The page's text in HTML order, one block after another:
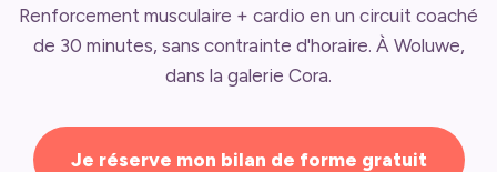
Renforcement musculaire + cardio en un circuit coaché
de 30 minutes, sans contrainte d'horaire. À Woluwe,
dans la galerie Cora.
Je réserve mon bilan de forme gratuit